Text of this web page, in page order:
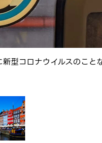
型コロナウイルスのこと